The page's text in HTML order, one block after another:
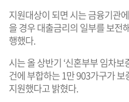
지원대상이 되면 시는 금융기관
을 경우 대출금리의 일부를 보전
행했다.
시는 올 상반기 ‘신혼부부 임차
건에 부합하는 1만 903가구가
지원했다고 밝혔다.